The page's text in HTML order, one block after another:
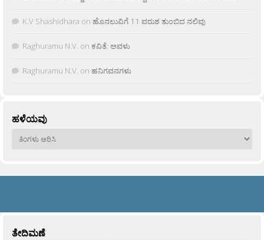
K.V Shashidhara on ಹೊನಲುವಿಗೆ 11 ವರುಶ ತುಂಬಿದ ನಲಿವು
Raghuramu N.V. on ಕವಿತೆ: ಅವಳು
Raghuramu N.V. on ಹನಿಗವನಗಳು
ಹಳೆಯವು
ಹಳೆಯವು
ತೇದಿಮಣೆ